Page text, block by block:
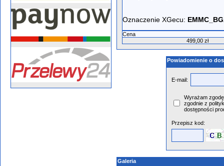
Oznaczenie XGecu:
Cena
499,00 zł
Powiadomienie o
E-mail:
Wyrażam
zgodnie z
dostępności
Przepisz kod:
Galeria